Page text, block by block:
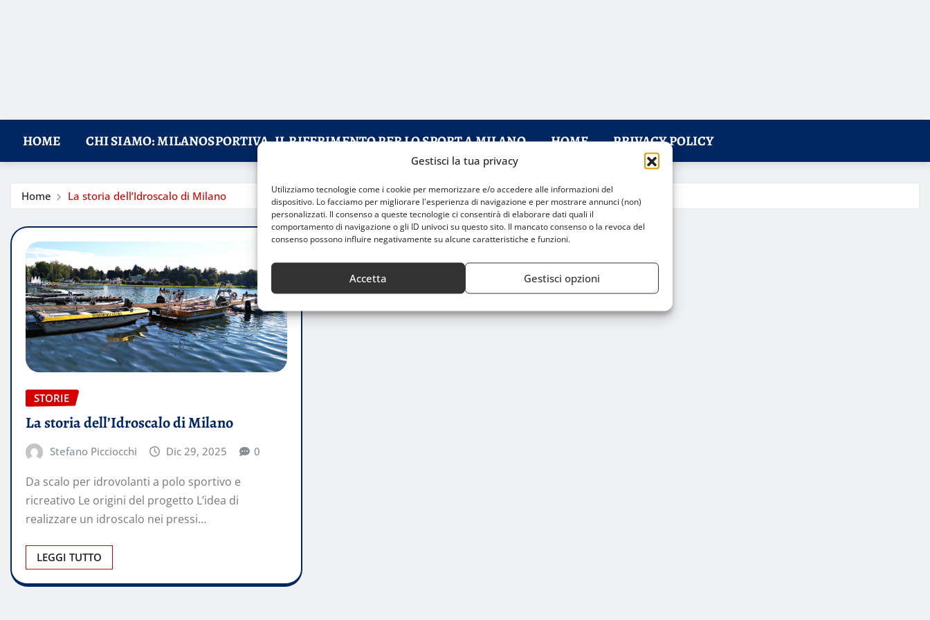
Gestisci la tua privacy
Utilizziamo tecnologie come i cookie per memorizzare e/o accedere alle informazioni del
dispositivo. Lo facciamo per migliorare l'esperienza di navigazione e per mostrare annunci (non)
personalizzati. Il consenso a queste tecnologie ci consentirà di elaborare dati quali il
comportamento di navigazione o gli ID univoci su questo sito. Il mancato consenso o la revoca del
consenso possono influire negativamente su alcune caratteristiche e funzioni.
Accetta Gestisci opzioni
HOME CHI SIAMO: MILANOSPORTIVA, IL RIFERIMENTO PER LO SPORT A MILANO HOME PRIVACY POLICY
Home La storia dell’Idroscalo di Milano
STORIE
La storia dell’Idroscalo di Milano
Stefano Picciocchi Dic 29, 2025 0
Da scalo per idrovolanti a polo sportivo e
ricreativo Le origini del progetto L’idea di
realizzare un idroscalo nei pressi…
LEGGI TUTTO